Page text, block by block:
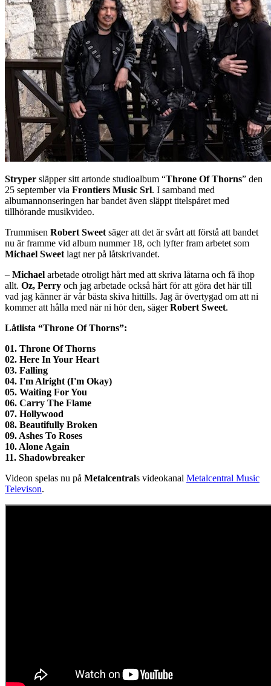
Stryper släpper sitt artonde studioalbum “Throne Of Thorns” den
25 september via Frontiers Music Srl. I samband med
albumannonseringen har bandet även släppt titelspåret med
tillhörande musikvideo.
Trummisen Robert Sweet säger att det är svårt att förstå att bandet
nu är framme vid album nummer 18, och lyfter fram arbetet som
Michael Sweet lagt ner på låtskrivandet.
– Michael arbetade otroligt hårt med att skriva låtarna och få ihop
allt. Oz, Perry och jag arbetade också hårt för att göra det här till
vad jag känner är vår bästa skiva hittills. Jag är övertygad om att ni
kommer att hålla med när ni hör den, sägerRobert Sweet.
Låtlista “Throne Of Thorns”:
01. Throne Of Thorns
02. Here In Your Heart
03. Falling
04. I'm Alright (I'm Okay)
05. Waiting For You
06. Carry The Flame
07. Hollywood
08. Beautifully Broken
09. Ashes To Roses
10. Alone Again
11. Shadowbreaker
Videon spelas nu på Metalcentrals videokanal Metalcentral Music
Televison.